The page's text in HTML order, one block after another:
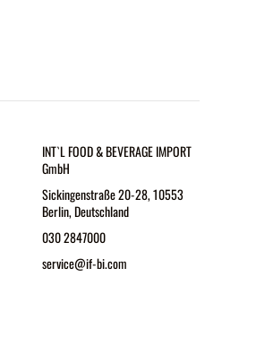
INT`L FOOD & BEVERAGE IMPORT
GmbH
Sickingenstraße 20-28, 10553
Berlin, Deutschland
030 2847000
service@if-bi.com